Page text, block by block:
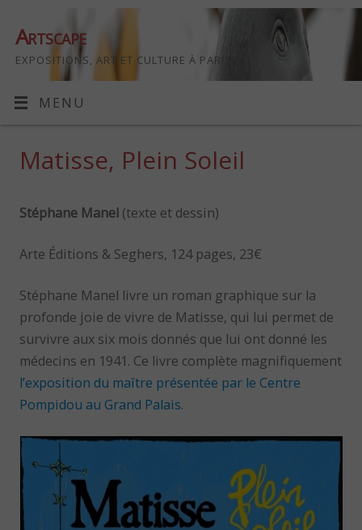
Artscape
EXPOSITIONS, ART ET CULTURE À PARIS
MENU
Matisse, Plein Soleil
Stéphane Manel (texte et dessin)
Arte Éditions & Seghers, 124 pages, 23€
Stéphane Manel livre un roman graphique sur la
profonde joie de vivre de Matisse, qui lui permet de
survivre aux six mois donnés que lui ont donné les
médecins en 1941. Ce livre complète magnifiquement
l’exposition du maître présentée par le Centre
Pompidou au Grand Palais.